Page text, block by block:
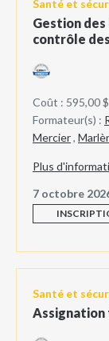
Santé et
Gestion
contrôle
Coût : 595,00
Formateur(s) :
Mercier,
Plus
7 octobre
Santé et
Assignation